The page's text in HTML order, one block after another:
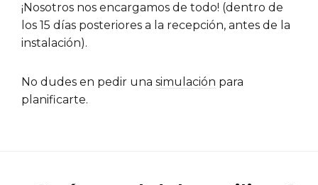
¡Nosotros nos encargamos de todo! (dentro de
los 15 días posteriores a la recepción, antes de la
instalación).
No dudes en pedir una simulación para
planificarte.